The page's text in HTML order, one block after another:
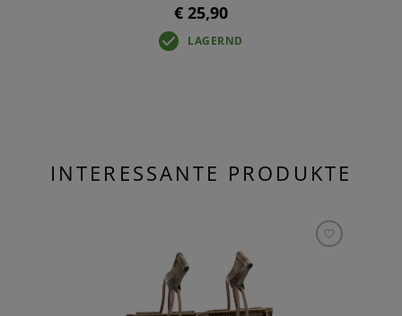
€ 25,90
LAGERND
INTERESSANTE PRODUKTE